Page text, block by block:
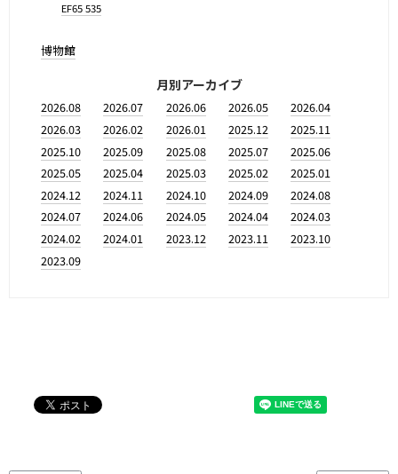
EF65 535
博物館
月別アーカイブ
2026.08 2026.07 2026.06 2026.05
2026.04
2026.03
2026.02 2026.01 2025.12
2025.11
2025.10
2025.09 2025.08 2025.07
2025.06
2025.05
2025.04 2025.03 2025.02
2025.01
2024.12
2024.11 2024.10 2024.09
2024.08
2024.07
2024.06 2024.05 2024.04
2024.03
2024.02
2024.01 2023.12 2023.11
2023.10
2023.09